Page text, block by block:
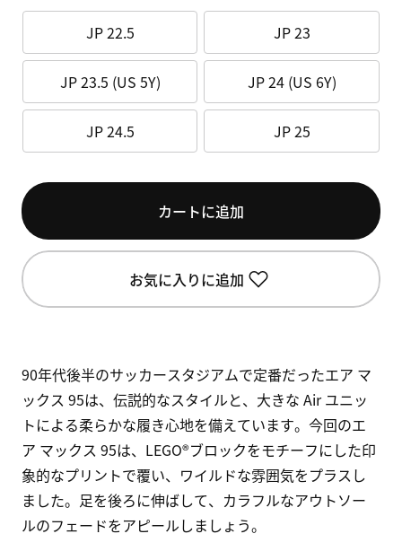
JP 22.5 JP 23
JP 23.5 (US 5Y) JP 24 (US 6Y)
JP 24.5 JP 25
カートに追加
お気に入りに追加
90年代後半のサッカースタジアムで定番だったエア マ
ックス 95は、伝説的なスタイルと、大きな Air ユニッ
トによる柔らかな履き心地を備えています。今回のエ
ア マックス 95は、LEGO®ブロックをモチーフにした印
象的なプリントで覆い、ワイルドな雰囲気をプラスし
ました。足を後ろに伸ばして、カラフルなアウトソー
ルのフェードをアピールしましょう。